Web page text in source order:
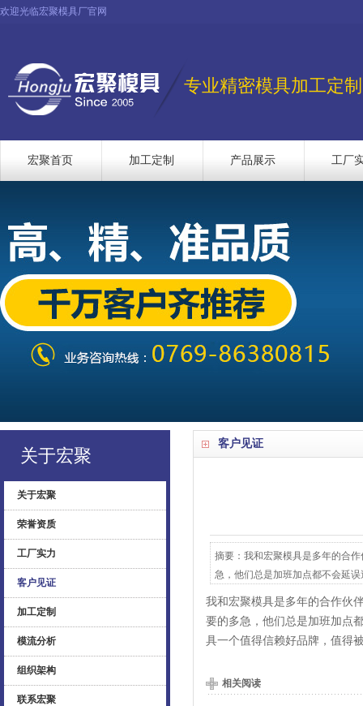
欢迎光临宏聚模具厂官网
专业精密模具加工定制
宏聚首页 加工定制 产品展示 工厂
客户见证
摘要：我和宏聚模具是多年的合
急，他们总是加班加点都不会延
我和宏聚模具是多年的合作伙
要的多急，他们总是加班加点
具一个值得信赖好品牌，值得
相关阅读
关于宏聚
关于宏聚
荣誉资质
工厂实力
客户见证
加工定制
模流分析
组织架构
联系宏聚